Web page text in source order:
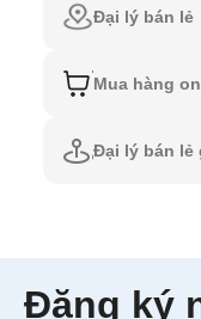
Đại lý bán lẻ
Mua hàng
Đại lý bán lẻ
Đăng ký